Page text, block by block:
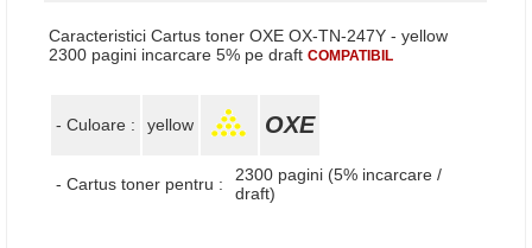
Caracteristici Cartus toner OXE OX-TN-247Y - yellow
2300 pagini incarcare 5% pe draft COMPATIBIL
- Culoare : yellow OXE
- Cartus toner pentru :
2300 pagini (5% incarcare /
draft)